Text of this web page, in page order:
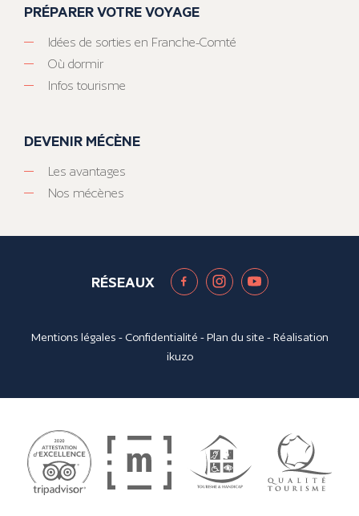
PRÉPARER VOTRE VOYAGE
Idées de sorties en Franche-Comté
Où dormir
Infos tourisme
DEVENIR MÉCÈNE
Les avantages
Nos mécènes
RÉSEAUX
Mentions légales - Confidentialité -Plan du site - Réalisation
ikuzo